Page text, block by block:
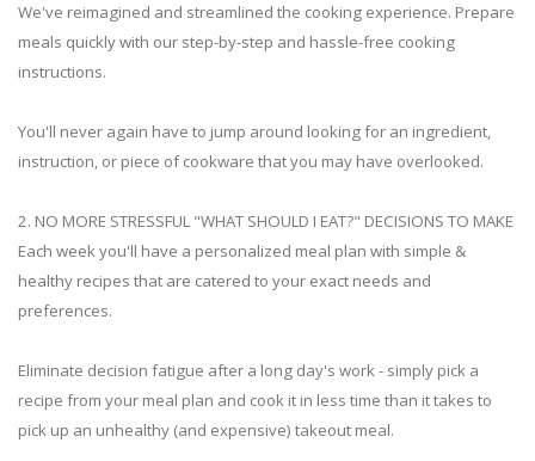
We've reimagined and streamlined the cooking experience. Prepare
meals quickly with our step-by-step and hassle-free cooking
instructions.
You'll never again have to jump around looking for an ingredient,
instruction, or piece of cookware that you may have overlooked.
2. NO MORE STRESSFUL "WHAT SHOULD I EAT?" DECISIONS TO MAKE
Each week you'll have a personalized meal plan with simple &
healthy recipes that are catered to your exact needs and
preferences.
Eliminate decision fatigue after a long day's work - simply pick a
recipe from your meal plan and cook it in less time than it takes to
pick up an unhealthy (and expensive) takeout meal.